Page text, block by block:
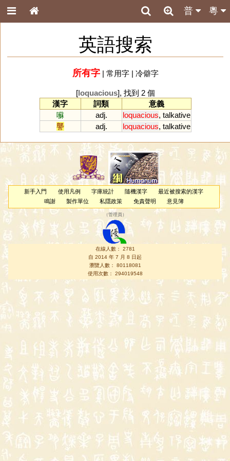
粵
普
英語搜索
所有字| 常用字| 冷僻字
[loquacious], 找到 2 個
漢字
詞類
意義
囌
adj. loquacious, talkative
讋
adj. loquacious, talkative
新手入門 使用凡例 字庫統計 隨機漢字
最近被搜索的漢字
鳴謝
製作單位 私隱政策 免責聲明 意見簿
（管理員 ）
在線人數： 2781
自 2014 年 7 月 8 日起
瀏覽人數： 80118081
使用次數： 294019548